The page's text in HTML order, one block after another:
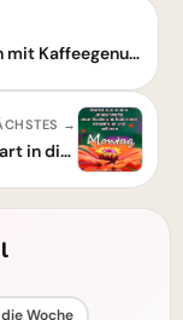
Guten Morgen - Montagsspruch mit Kaffeegenuss
→
Schönen Montag Bilder - Stressfreier Start in die neue Woche
Woche